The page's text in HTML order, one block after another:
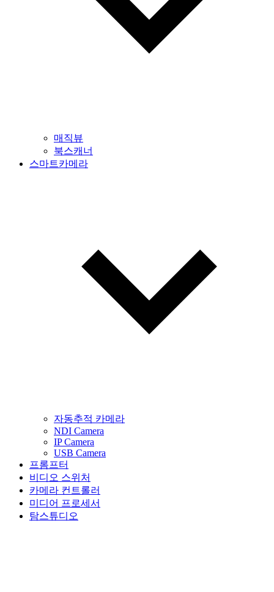
매직뷰
북스캐너
스마트카메라
자동추적 카메라
NDI Camera
IP Camera
USB Camera
프롬프터
비디오 스위처
카메라 컨트롤러
미디어 프로세서
탐스튜디오